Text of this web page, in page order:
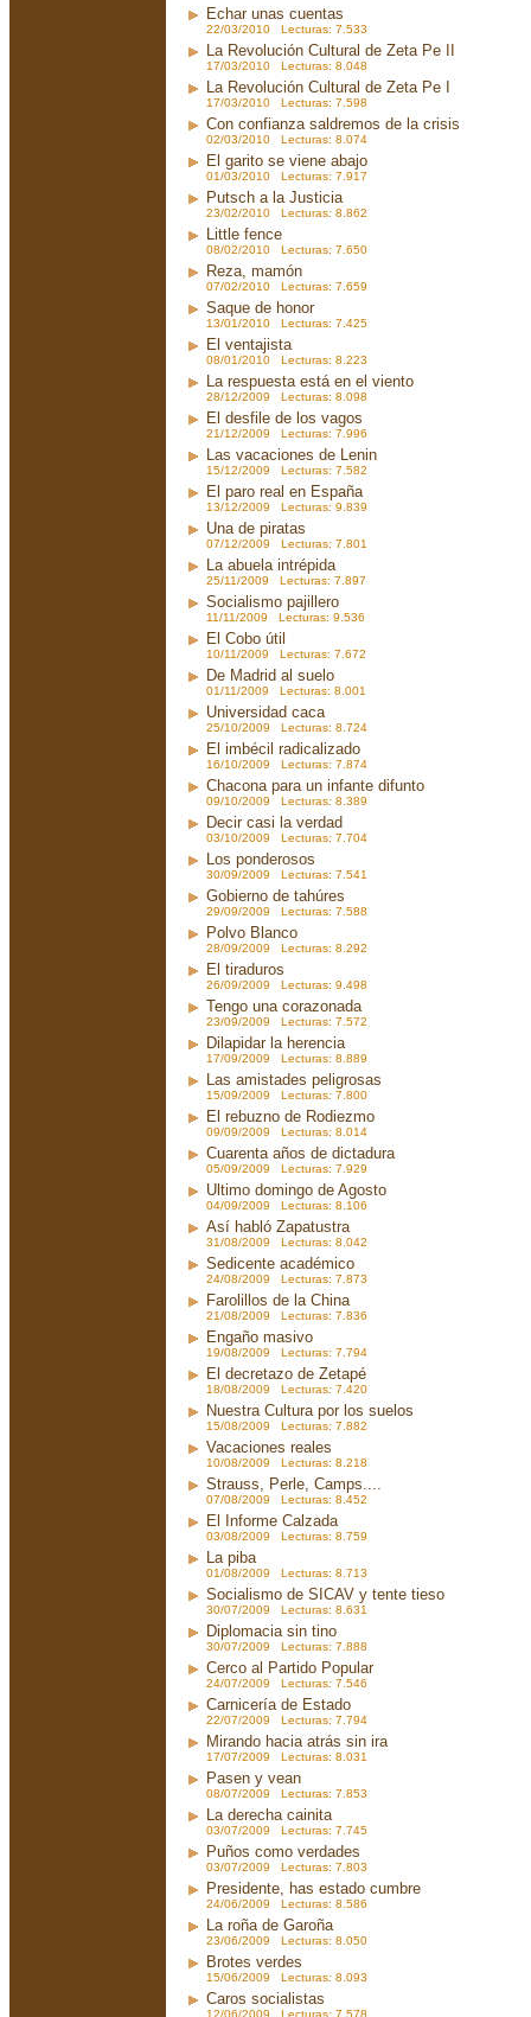
Echar unas cuentas
22/03/2010 Lecturas: 7.533
La Revolución Cultural de Zeta Pe II
17/03/2010 Lecturas: 8.048
La Revolución Cultural de Zeta Pe I
17/03/2010 Lecturas: 7.598
Con confianza saldremos de la crisis
02/03/2010 Lecturas: 8.074
El garito se viene abajo
01/03/2010 Lecturas: 7.917
Putsch a la Justicia
23/02/2010 Lecturas: 8.862
Little fence
08/02/2010 Lecturas: 7.650
Reza, mamón
07/02/2010 Lecturas: 7.659
Saque de honor
13/01/2010 Lecturas: 7.425
El ventajista
08/01/2010 Lecturas: 8.223
La respuesta está en el viento
28/12/2009 Lecturas: 8.098
El desfile de los vagos
21/12/2009 Lecturas: 7.996
Las vacaciones de Lenin
15/12/2009 Lecturas: 7.582
El paro real en España
13/12/2009 Lecturas: 9.839
Una de piratas
07/12/2009 Lecturas: 7.801
La abuela intrépida
25/11/2009 Lecturas: 7.897
Socialismo pajillero
11/11/2009 Lecturas: 9.536
El Cobo útil
10/11/2009 Lecturas: 7.672
De Madrid al suelo
01/11/2009 Lecturas: 8.001
Universidad caca
25/10/2009 Lecturas: 8.724
El imbécil radicalizado
16/10/2009 Lecturas: 7.874
Chacona para un infante difunto
09/10/2009 Lecturas: 8.389
Decir casi la verdad
03/10/2009 Lecturas: 7.704
Los ponderosos
30/09/2009 Lecturas: 7.541
Gobierno de tahúres
29/09/2009 Lecturas: 7.588
Polvo Blanco
28/09/2009 Lecturas: 8.292
El tiraduros
26/09/2009 Lecturas: 9.498
Tengo una corazonada
23/09/2009 Lecturas: 7.572
Dilapidar la herencia
17/09/2009 Lecturas: 8.889
Las amistades peligrosas
15/09/2009 Lecturas: 7.800
El rebuzno de Rodiezmo
09/09/2009 Lecturas: 8.014
Cuarenta años de dictadura
05/09/2009 Lecturas: 7.929
Ultimo domingo de Agosto
04/09/2009 Lecturas: 8.106
Así habló Zapatustra
31/08/2009 Lecturas: 8.042
Sedicente académico
24/08/2009 Lecturas: 7.873
Farolillos de la China
21/08/2009 Lecturas: 7.836
Engaño masivo
19/08/2009 Lecturas: 7.794
El decretazo de Zetapé
18/08/2009 Lecturas: 7.420
Nuestra Cultura por los suelos
15/08/2009 Lecturas: 7.882
Vacaciones reales
10/08/2009 Lecturas: 8.218
Strauss, Perle, Camps....
07/08/2009 Lecturas: 8.452
El Informe Calzada
03/08/2009 Lecturas: 8.759
La piba
01/08/2009 Lecturas: 8.713
Socialismo de SICAV y tente tieso
30/07/2009 Lecturas: 8.631
Diplomacia sin tino
30/07/2009 Lecturas: 7.888
Cerco al Partido Popular
24/07/2009 Lecturas: 7.546
Carnicería de Estado
22/07/2009 Lecturas: 7.794
Mirando hacia atrás sin ira
17/07/2009 Lecturas: 8.031
Pasen y vean
08/07/2009 Lecturas: 7.853
La derecha cainita
03/07/2009 Lecturas: 7.745
Puños como verdades
03/07/2009 Lecturas: 7.803
Presidente, has estado cumbre
24/06/2009 Lecturas: 8.586
La roña de Garoña
23/06/2009 Lecturas: 8.050
Brotes verdes
15/06/2009 Lecturas: 8.093
Caros socialistas
12/06/2009 Lecturas: 7.578